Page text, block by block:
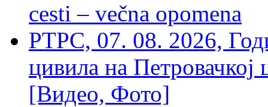
cesti – večna opomena
РТРС, 07. 08. 2026,
цивила на Петровачкој
[Видео, Фото]